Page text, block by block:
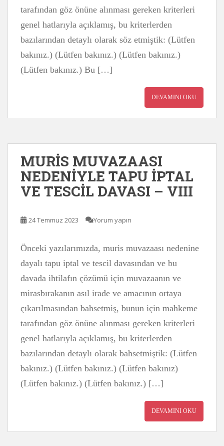
tarafından göz önüne alınması gereken kriterleri
genel hatlarıyla açıklamış, bu kriterlerden
bazılarından detaylı olarak söz etmiştik: (Lütfen
bakınız.) (Lütfen bakınız.) (Lütfen bakınız.)
(Lütfen bakınız.) Bu […]
DEVAMINI OKU
MURİS MUVAZAASI
NEDENİYLE TAPU İPTAL
VE TESCİL DAVASI – VIII
24 Temmuz 2023 Yorum yapın
Önceki yazılarımızda, muris muvazaası nedenine
dayalı tapu iptal ve tescil davasından ve bu
davada ihtilafın çözümü için muvazaanın ve
mirasbırakanın asıl irade ve amacının ortaya
çıkarılmasından bahsetmiş, bunun için mahkeme
tarafından göz önüne alınması gereken kriterleri
genel hatlarıyla açıklamış, bu kriterlerden
bazılarından detaylı olarak bahsetmiştik: (Lütfen
bakınız.) (Lütfen bakınız.) (Lütfen bakınız)
(Lütfen bakınız.) (Lütfen bakınız.) […]
DEVAMINI OKU